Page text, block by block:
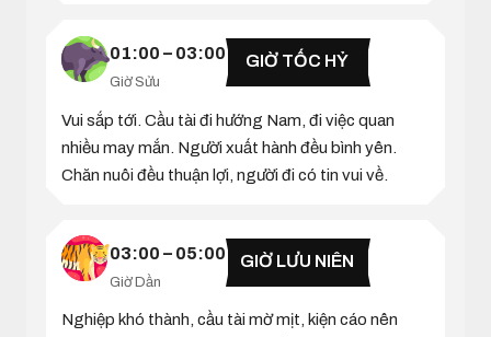
01:00 – 03:00
Giờ Sửu
GIỜ TỐC HỶ
Vui sắp tới. Cầu tài đi hướng Nam, đi việc quan
nhiều may mắn. Người xuất hành đều bình yên.
Chăn nuôi đều thuận lợi, người đi có tin vui về.
03:00 – 05:00
Giờ Dần
GIỜ LƯU NIÊN
Nghiệp khó thành, cầu tài mờ mịt, kiện cáo nên